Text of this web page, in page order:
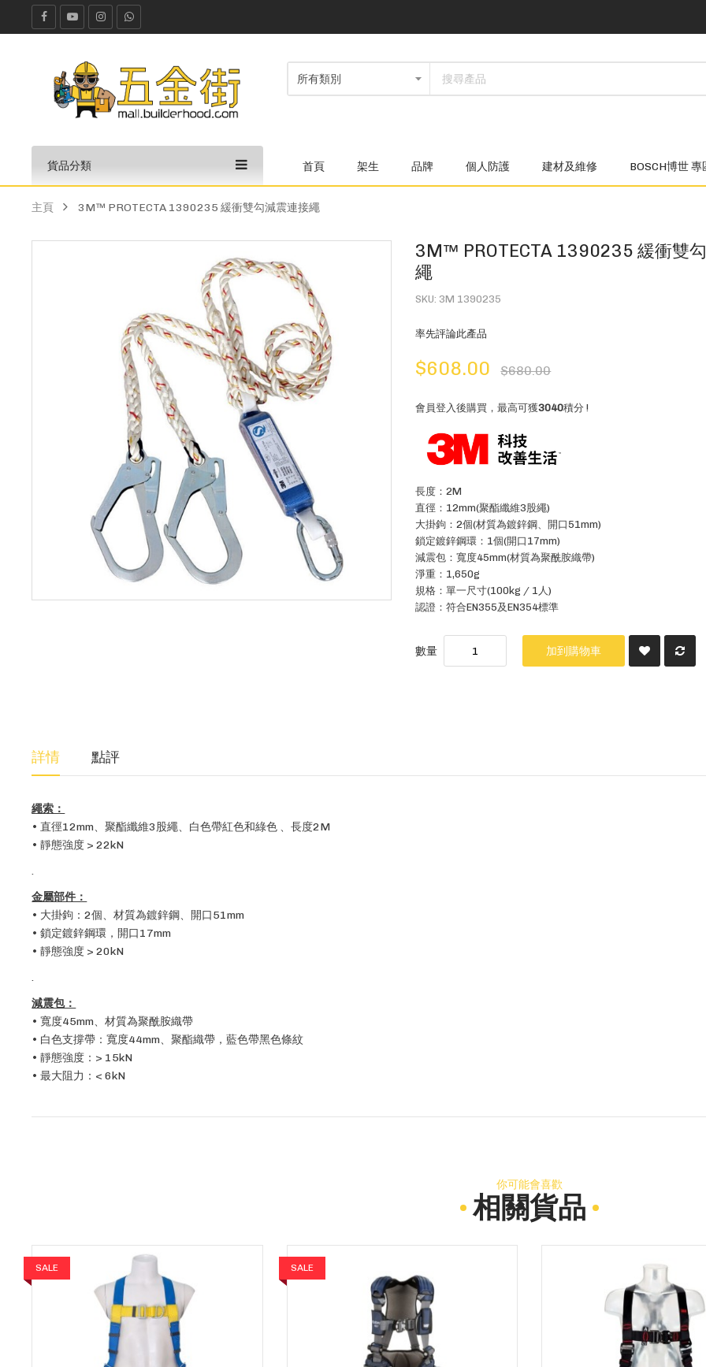
貨品分類 首頁 架生 品牌 個人防護 建材及維修 BOSCH博世 專
主頁 3M™ PROTECTA 1390235 緩衝雙勾減震連接繩
3M™ PROTECTA 1390235 緩衝雙
繩
SKU 3M 1390235
率先評論此產品
$608.00 $680.00
會員登入後購買，最高可獲3040積分 !
長度：2M
直徑：12mm(聚酯纖維3股繩)
大掛鉤：2個(材質為鍍鋅鋼、開口51mm)
鎖定鍍鋅鋼環：1個(開口17mm)
減震包：寬度45mm(材質為聚酰胺織帶)
淨重：1,650g
規格：單一尺寸(100kg / 1人)
認證：符合EN355及EN354標準
數量 加到購物車
詳情 點評
繩索：
• 直徑12mm、聚酯纖維3股繩、白色帶紅色和綠色 、長度2M
• 靜態強度 > 22kN
.
金屬部件：
• 大掛鉤：2個、材質為鍍鋅鋼、開口51mm
• 鎖定鍍鋅鋼環，開口17mm
• 靜態強度 > 20kN
.
減震包：
• 寬度45mm、材質為聚酰胺織帶
• 白色支撐帶：寬度44mm、聚酯織帶，藍色帶黑色條紋
• 靜態強度：> 15kN
• 最大阻力：< 6kN
你可能會喜歡
相關貨品
SALE SALE